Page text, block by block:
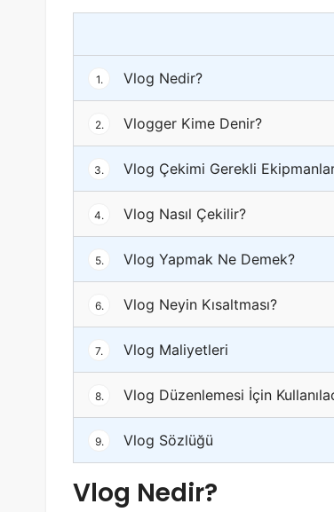
1. Vlog Nedir?
2. Vlogger Kime Denir?
3. Vlog Çekimi Gerekli
4. Vlog Nasıl Çekilir?
5. Vlog Yapmak Ne Demek?
6. Vlog Neyin Kısaltması?
7. Vlog Maliyetleri
8. Vlog Düzenlemesi İçin
9. Vlog Sözlüğü
Vlog Nedir?